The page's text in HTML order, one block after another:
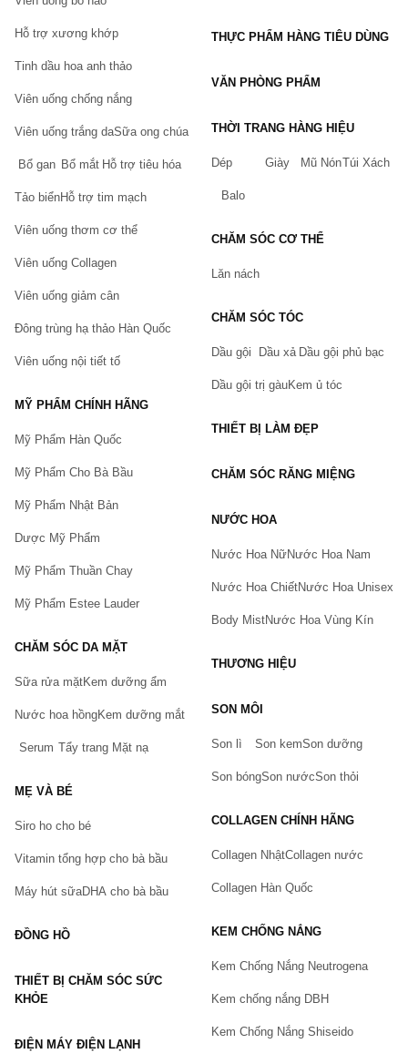
Bạn gặp vấn đề về sản phẩm hay mua hàng?
Hãy báo lỗi cho chúng tôi. Hoặc gọi cho chúng tôi qua số
Vấn đề(*)
Hỗ trợ xương khớp
Tinh dầu hoa anh thảo
Viên uống chống nắng
Viên uống trắng daSữa ong chúa
Bổ gan Bổ mắt Hỗ trợ tiêu hóa
Tảo biểnHỗ trợ tim mạch
Viên uống thơm cơ thể
Viên uống Collagen
Viên uống giảm cân
Đông trùng hạ thảo Hàn Quốc
Viên uống nội tiết tố
MỸ PHẨM CHÍNH HÃNG
Mỹ Phẩm Hàn Quốc
Mỹ Phẩm Cho Bà Bầu
Mỹ Phẩm Nhật Bản
Dược Mỹ Phẩm
Mỹ Phẩm Thuần Chay
Mỹ Phẩm Estee Lauder
CHĂM SÓC DA MẶT
Sữa rửa mặtKem dưỡng ẩm
Nước hoa hồngKem dưỡng mắt
Serum Tẩy trang Mặt nạ
MẸ VÀ BÉ
Siro ho cho bé
Vitamin tổng hợp cho bà bầu
Máy hút sữaDHA cho bà bầu
ĐỒNG HỒ
THIẾT BỊ CHĂM SÓC SỨC
KHỎE
ĐIỆN MÁY ĐIỆN LẠNH
THỰC PHẨM HÀNG TIÊU DÙNG
VĂN PHÒNG PHẨM
THỜI TRANG HÀNG HIỆU
Dép Giày Mũ NónTúi Xách
Balo
CHĂM SÓC CƠ THỂ
Lăn nách
CHĂM SÓC TÓC
Dầu gội Dầu xả Dầu gội phủ bạc
Dầu gội trị gàuKem ủ tóc
THIẾT BỊ LÀM ĐẸP
CHĂM SÓC RĂNG MIỆNG
NƯỚC HOA
Nước Hoa NữNước Hoa Nam
Nước Hoa ChiếtNước Hoa Unisex
Body MistNước Hoa Vùng Kín
THƯƠNG HIỆU
SON MÔI
Son lì Son kemSon dưỡng
Son bóngSon nướcSon thỏi
COLLAGEN CHÍNH HÃNG
Collagen NhậtCollagen nước
Collagen Hàn Quốc
KEM CHỐNG NẮNG
Kem Chống Nắng Neutrogena
Kem chống nắng DBH
Kem Chống Nắng Shiseido